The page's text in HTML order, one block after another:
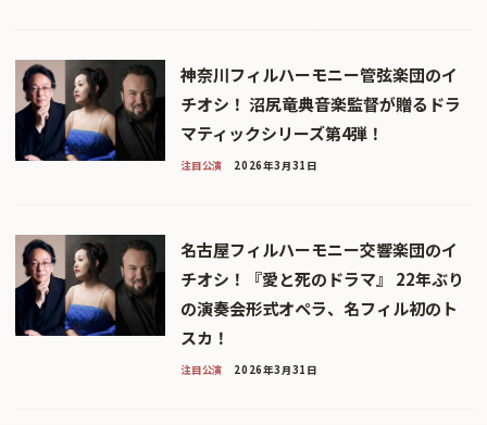
神奈川フィルハーモニー管弦楽団のイ
チオシ！ 沼尻竜典音楽監督が贈るドラ
マティックシリーズ第4弾！
注目公演 2026年3月31日
名古屋フィルハーモニー交響楽団のイ
チオシ！『愛と死のドラマ』 22年ぶり
の演奏会形式オペラ、名フィル初のト
スカ！
注目公演 2026年3月31日